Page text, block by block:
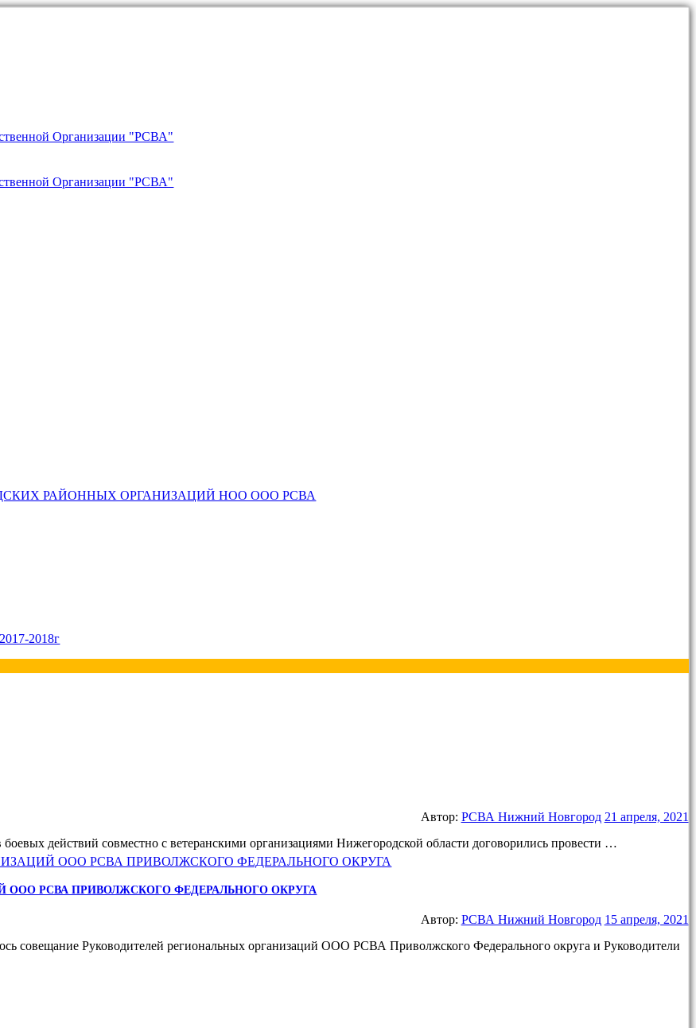
РАЙОННЫХ ОРГАНИЗАЦИЙ НОО ООО РСВА
2018г
Автор: РСВА Нижний Новгород 21 апреля, 2021
действий совместно с ветеранскими организациями Нижегородской области договорились провести …
РСВА ПРИВОЛЖСКОГО ФЕДЕРАЛЬНОГО ОКРУГА
Автор: РСВА Нижний Новгород 15 апреля, 2021
Руководителей региональных организаций ООО РСВА Приволжского Федерального округа и Руководители